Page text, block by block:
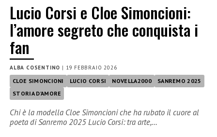
Lucio Corsi e Cloe Simoncioni:
l’amore segreto che conquista i
fan
ALBA COSENTINO | 19 FEBBRAIO 2026
CLOE SIMONCIONI LUCIO CORSI NOVELLA2000
SANREMO 2025
STORIA D'AMORE
Chi è la modella Cloe Simoncioni che ha rubato il cuore al
poeta di Sanremo 2025 Lucio Corsi: tra arte,…